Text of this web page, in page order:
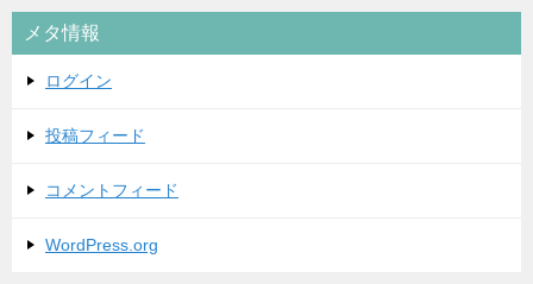
リ
ー
メタ情報
ログイン
投稿フィード
コメントフィード
WordPress.org